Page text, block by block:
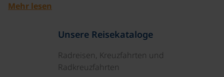
Mehr lesen
Unsere Reisekataloge
Radreisen, Kreuzfahrten und
Radkreuzfahrten